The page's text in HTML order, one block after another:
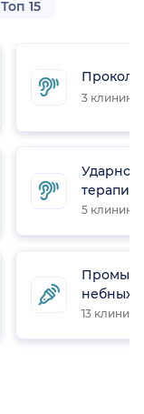
Топ 15
Прокол
3 клиники
Ударно-
терапия
5 клиник
небных
13 клиник